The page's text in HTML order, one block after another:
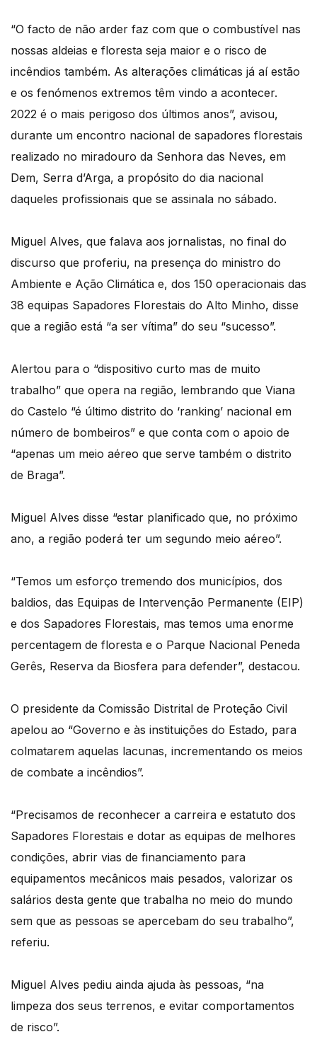
“O facto de não arder faz com que o combustível nas
nossas aldeias e floresta seja maior e o risco de
incêndios também. As alterações climáticas já aí estão
e os fenómenos extremos têm vindo a acontecer.
2022 é o mais perigoso dos últimos anos”, avisou,
durante um encontro nacional de sapadores florestais
realizado no miradouro da Senhora das Neves, em
Dem, Serra d’Arga, a propósito do dia nacional
daqueles profissionais que se assinala no sábado.
Miguel Alves, que falava aos jornalistas, no final do
discurso que proferiu, na presença do ministro do
Ambiente e Ação Climática e, dos 150 operacionais das
38 equipas Sapadores Florestais do Alto Minho, disse
que a região está “a ser vítima” do seu “sucesso”.
Alertou para o “dispositivo curto mas de muito
trabalho” que opera na região, lembrando que Viana
do Castelo “é último distrito do ‘ranking’ nacional em
número de bombeiros” e que conta com o apoio de
“apenas um meio aéreo que serve também o distrito
de Braga”.
Miguel Alves disse “estar planificado que, no próximo
ano, a região poderá ter um segundo meio aéreo”.
“Temos um esforço tremendo dos municípios, dos
baldios, das Equipas de Intervenção Permanente (EIP)
e dos Sapadores Florestais, mas temos uma enorme
percentagem de floresta e o Parque Nacional Peneda
Gerês, Reserva da Biosfera para defender”, destacou.
O presidente da Comissão Distrital de Proteção Civil
apelou ao “Governo e às instituições do Estado, para
colmatarem aquelas lacunas, incrementando os meios
de combate a incêndios”.
“Precisamos de reconhecer a carreira e estatuto dos
Sapadores Florestais e dotar as equipas de melhores
condições, abrir vias de financiamento para
equipamentos mecânicos mais pesados, valorizar os
salários desta gente que trabalha no meio do mundo
sem que as pessoas se apercebam do seu trabalho”,
referiu.
Miguel Alves pediu ainda ajuda às pessoas, “na
limpeza dos seus terrenos, e evitar comportamentos
de risco”.